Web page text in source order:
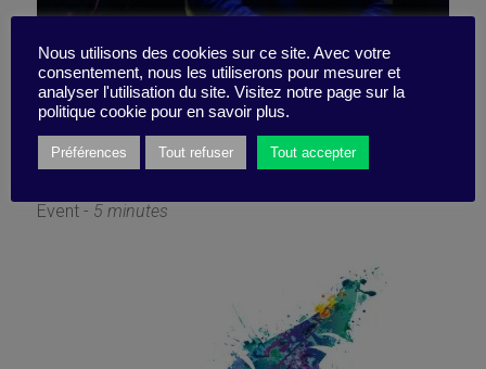
Futur.e.s Festivals – An
encounter with cobotics!
Event - 5 minutes
Nous utilisons des cookies sur ce site. Avec votre
consentement, nous les utiliserons pour mesurer et
analyser l'utilisation du site. Visitez notre page sur la
politique cookie pour en savoir plus.
Préférences Tout refuser Tout accepter